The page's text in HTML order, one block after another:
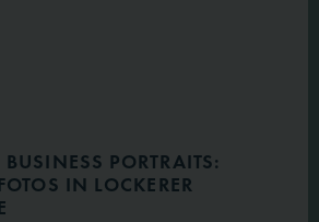
PORTRAITS:
IN LOCKERER